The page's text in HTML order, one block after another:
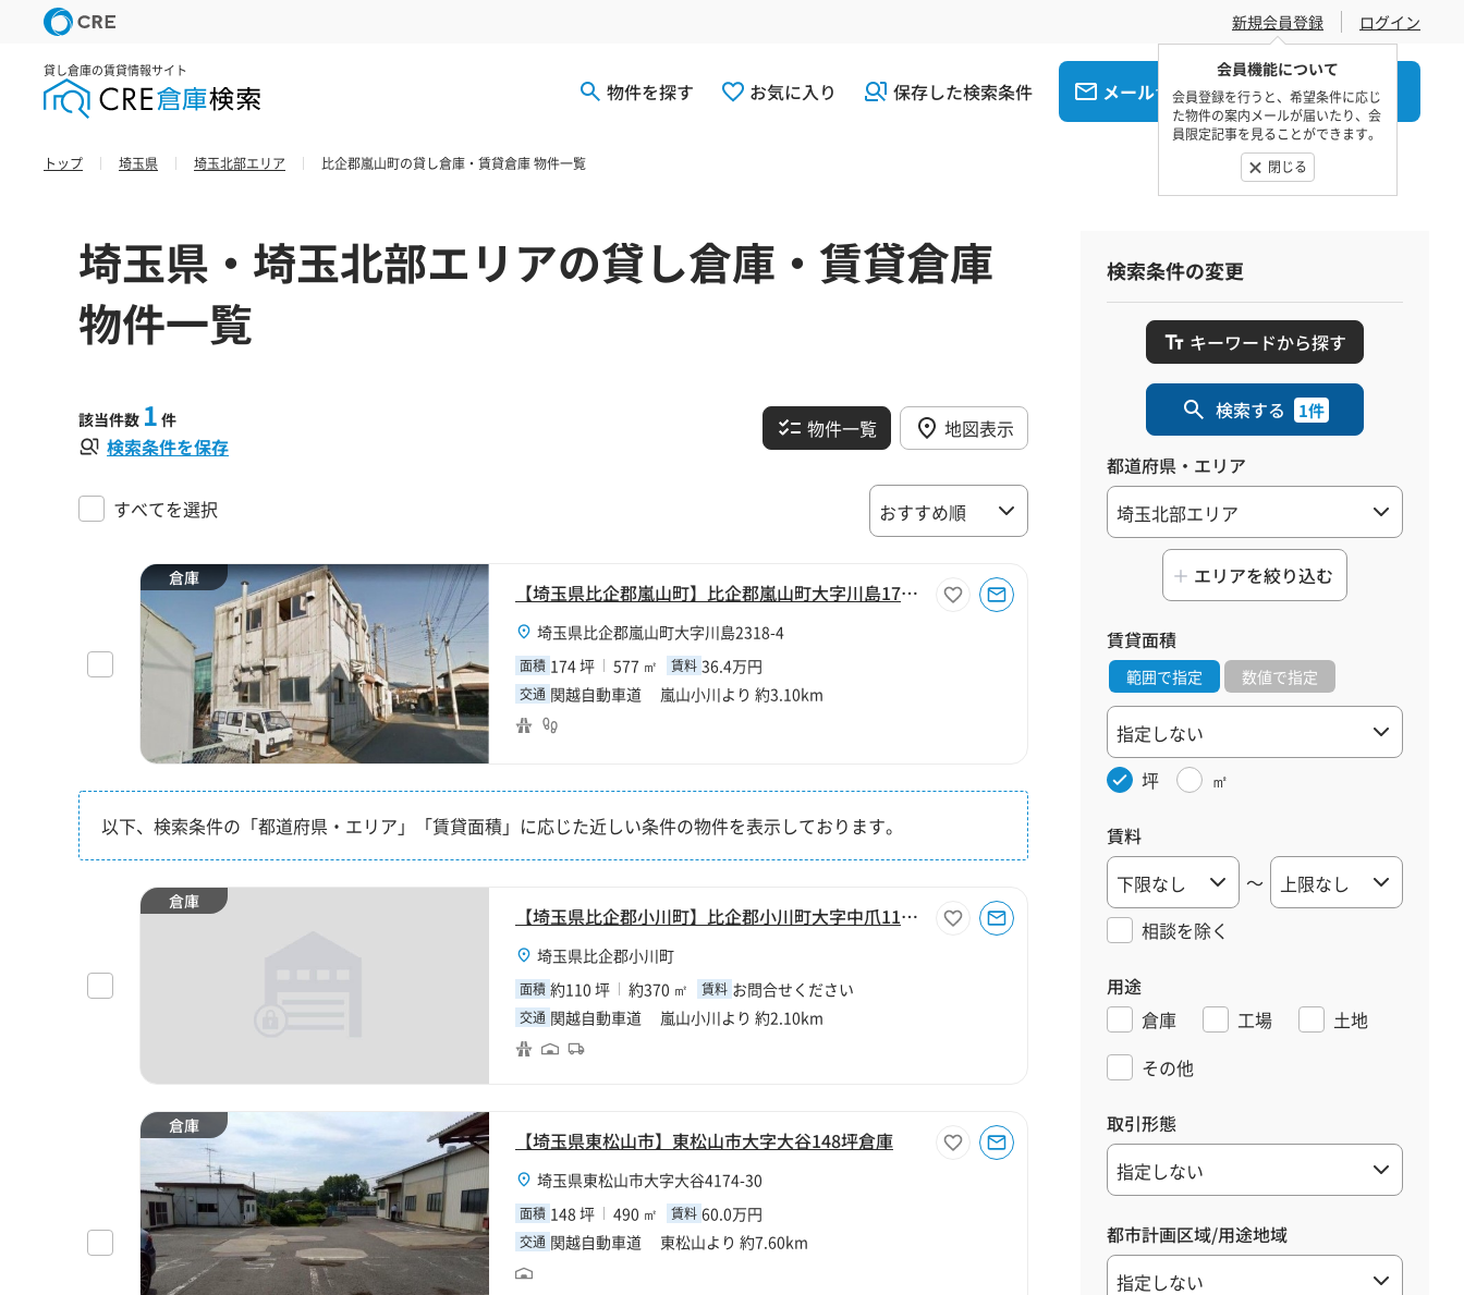
新規会員登録
会員機能について
会員登録を行うと、希望条件に応じ
た物件の案内メールが届いたり、会
員限定記事を見ることができます。
閉じる
ログイン
貸し倉庫の賃貸情報サイト
物件を探す お気に入り 保存した検索条件 メールでお問合せ 電話でお問合せ
トップ 埼玉県 埼玉北部エリア 比企郡嵐山町の貸し倉庫・賃貸倉庫 物件一覧
埼玉県・埼玉北部エリアの貸し倉庫・賃貸倉庫
物件一覧
該当件数 1 件
検索条件を保存
物件一覧 地図表示
すべてを選択
倉庫
【埼玉県比企郡嵐山町】比企郡嵐山町大字川島174坪倉庫
埼玉県比企郡嵐山町大字川島2318-4
面積 174 坪 577 ㎡ 賃料 36.4万円
交通 関越自動車道 嵐山小川より 約3.10km
以下、検索条件の「都道府県・エリア」「賃貸面積」に応じた近しい条件の物件を表示しております。
倉庫
【埼玉県比企郡小川町】比企郡小川町大字中爪110坪倉庫
埼玉県比企郡小川町
面積 約110 坪 約370 ㎡ 賃料 お問合せください
交通 関越自動車道 嵐山小川より 約2.10km
倉庫
【埼玉県東松山市】東松山市大字大谷148坪倉庫
埼玉県東松山市大字大谷4174-30
面積 148 坪 490 ㎡ 賃料 60.0万円
交通 関越自動車道 東松山より 約7.60km
検索条件の変更
キーワードから探す
検索する 1件
都道府県・エリア
エリアを絞り込む
賃貸面積
範囲で指定 数値で指定
坪 ㎡
賃料
～
相談を除く
用途
倉庫
工場
土地
その他
取引形態
都市計画区域/用途地域